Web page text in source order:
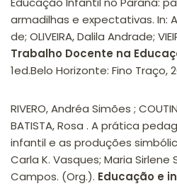
armadilhas e expectativas. In:
de; OLIVEIRA, Dalila Andrade;
Trabalho Docente na
1ed.Belo Horizonte: Fino Traço,
RIVERO, Andréa Simões ;
BATISTA, Rosa . A prática
infantil e as produções
Carla K. Vasques; Maria Sirlene
Campos. (Org.). Educação e